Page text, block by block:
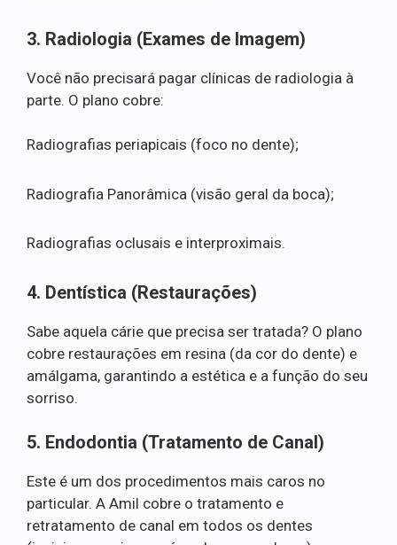
3. Radiologia (Exames de Imagem)
Você não precisará pagar clínicas de radiologia à
parte. O plano cobre:
Radiografias periapicais (foco no dente);
Radiografia Panorâmica (visão geral da boca);
Radiografias oclusais e interproximais.
4. Dentística (Restaurações)
Sabe aquela cárie que precisa ser tratada? O plano
cobre restaurações em resina (da cor do dente) e
amálgama, garantindo a estética e a função do seu
sorriso.
5. Endodontia (Tratamento de Canal)
Este é um dos procedimentos mais caros no
particular. A Amil cobre o tratamento e
retratamento de canal em todos os dentes